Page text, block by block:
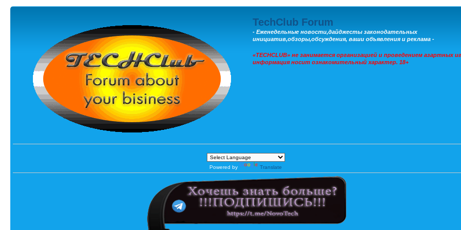
TechClub Forum
- Еженедельные новости,дайджесты законодательных
инициатив,обзоры,обсуждения, ваши объявления и реклама -
«TECHCLUB» не занимается организацией и проведением азартных
информация носит ознакомительный характер. 18+
Powered by Translate